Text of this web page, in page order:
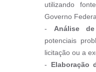
utilizando
Governo
- Análise
potenciais
licitação ou a
- Elaboração